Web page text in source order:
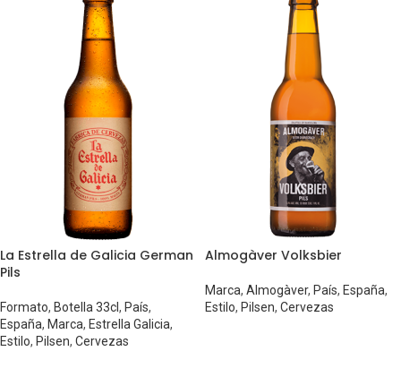
La Estrella de Galicia German
Pils
Formato, Botella 33cl, País,
España, Marca, Estrella Galicia,
Estilo, Pilsen, Cervezas
Almogàver Volksbier
Marca, Almogàver, País, España,
Estilo, Pilsen, Cervezas